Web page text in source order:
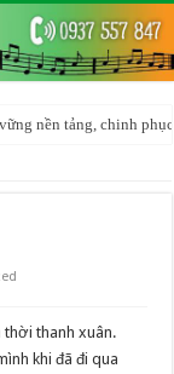
nền tảng, chinh
thanh xuân.
khi đã đi qua